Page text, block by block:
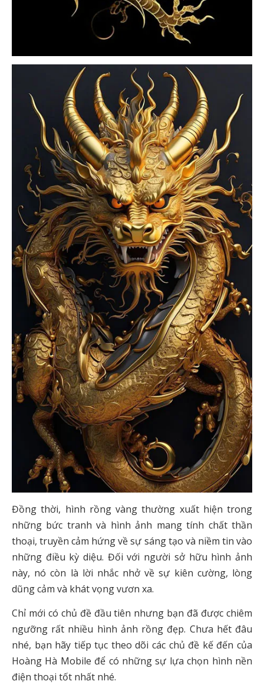
Đồng thời, hình rồng vàng thường xuất hiện trong
những bức tranh và hình ảnh mang tính chất thần
thoại, truyền cảm hứng về sự sáng tạo và niềm tin vào
những điều kỳ diệu. Đối với người sở hữu hình ảnh
này, nó còn là lời nhắc nhở về sự kiên cường, lòng
dũng cảm và khát vọng vươn xa.
Chỉ mới có chủ đề đầu tiên nhưng bạn đã được chiêm
ngưỡng rất nhiều hình ảnh rồng đẹp. Chưa hết đâu
nhé, bạn hãy tiếp tục theo dõi các chủ đề kế đến của
Hoàng Hà Mobile để có những sự lựa chọn hình nền
điện thoại tốt nhất nhé.